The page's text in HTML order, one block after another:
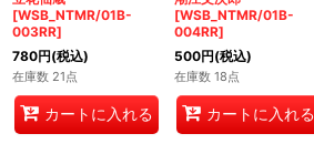
[WSB_NTMR/01B-
003RR]
780円(税込)
在庫数 21点
カートに入れる
[WSB_NTMR/01B-
004RR]
500円(税込)
在庫数 18点
カートに入れる